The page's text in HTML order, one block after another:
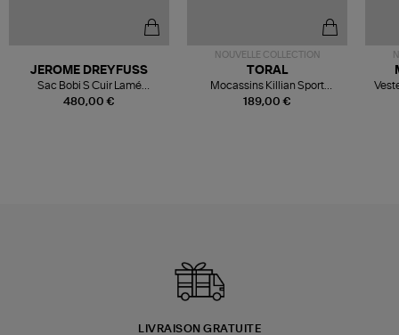
480,00 €
JEROME DREYFUSS
Sac Bobi S Cuir Lamé
Champagne
NOUVELLE COLLECTION
189,00 €
TORAL
Mocassins Killian Sport
Mousse
LIVRAISON GRATUITE